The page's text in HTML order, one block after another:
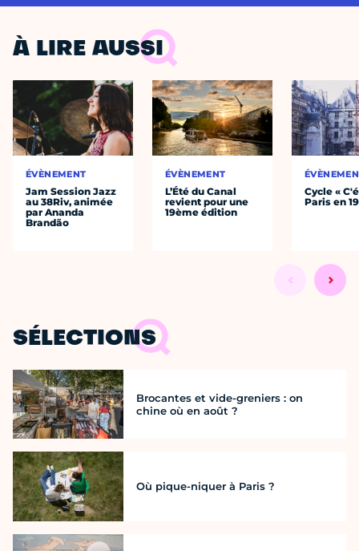
À LIRE AUSSI
ÉVÈNEMENT
Jam Session Jazz
au 38Riv, animée
par Ananda
Brandão
ÉVÈNEMENT
L’Été du Canal
revient pour une
19ème édition
Cycle «
Paris en
SÉLECTIONS
Brocantes et vide-greniers : on
chine où en août ?
Où pique-niquer à Paris ?